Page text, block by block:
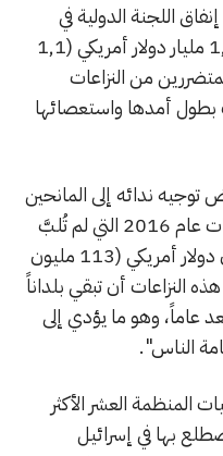
يُقارب 70% من إنفاق اللجنة الدولية في
مجال العمل الإنساني، أي حوالي 1,1 مليار دولار أمريكي (1,1
من النزاعات
بطول أمدها واستعصائها
ندائه إلى المانحين
للتبرع بأموال إضافية لسد احتياجات عام 2016 التي لم تُلبَّ
بعدُ، والتي تبلغ قيمتها 115 مليون دولار أمريكي (113 مليون
أن تبقي بلداناً
عاماً، وهو ما يؤدي إلى
الناس".
العشر الأكثر
بها في إسرائيل